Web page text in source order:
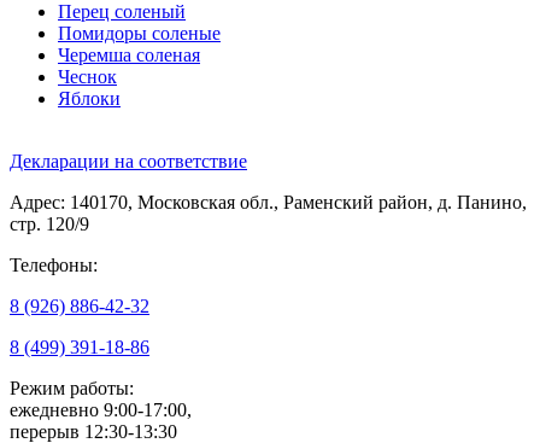
Перец соленый
Помидоры соленые
Черемша соленая
Чеснок
Яблоки
Декларации на соответствие
Адрес: 140170, Московская обл., Раменский район, д. Панино,
стр. 120/9
Телефоны:
8 (926) 886-42-32
8 (499) 391-18-86
Режим работы:
ежедневно 9:00-17:00,
перерыв 12:30-13:30